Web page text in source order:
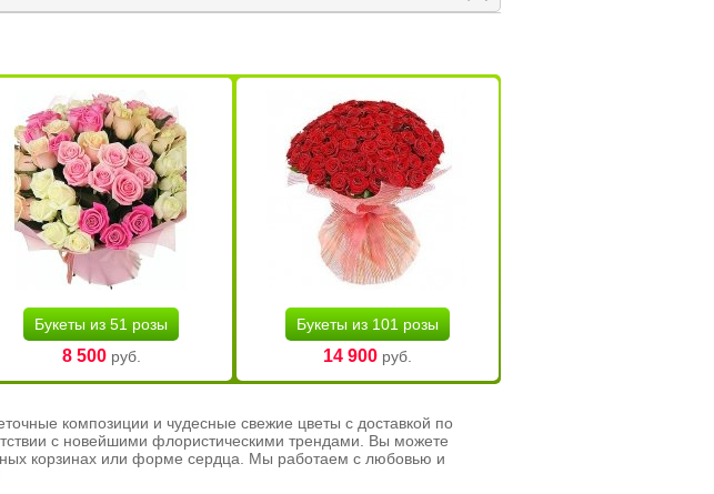
Букеты из 51 розы
8 500руб.
Букеты из 101 розы
14 900руб.
композиции и чудесные свежие цветы с доставкой по
с новейшими флористическими трендами. Вы можете
корзинах или форме сердца. Мы работаем с любовью и